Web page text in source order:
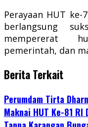
Perayaan HUT
berlangsung
mempererat
pemerintah, dan
Berita Terkait
Perumdam Tirta
Maknai HUT Ke-81 RI